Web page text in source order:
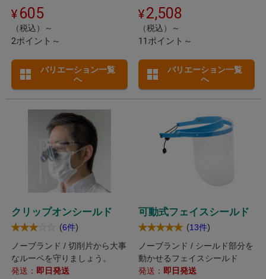
605
（税込）～
2ポイント～
バリエーション一覧
へ
2,508
（税込）～
11ポイント～
バリエーション一覧
へ
クリップオンシールド
(6件)
ノーブランド / 切削片から大事
なルーペを守りましょう。
発送： 即日発送
可動式フェイスシールド
(13件)
ノーブランド / シールド部分を
動かせるフェイスシールド
発送： 即日発送